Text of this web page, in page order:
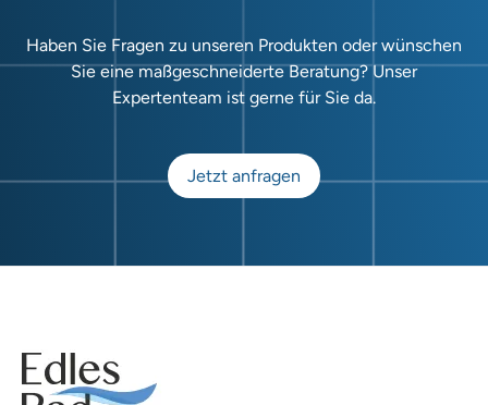
Haben Sie Fragen zu unseren Produkten oder wünschen
Sie eine maßgeschneiderte Beratung? Unser
Expertenteam ist gerne für Sie da.
Jetzt anfragen